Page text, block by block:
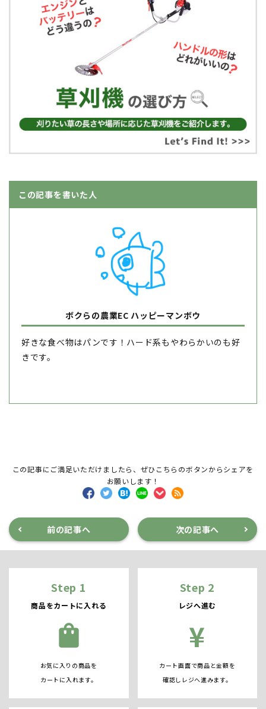
この記事を書いた人
ボクらの農業EC ハッピーマンボウ
好きな食べ物はパンです！ハード系もやわらかいのも好
きです。
この記事にご満足いただけましたら、ぜひこちらのボタンからシェアを
お願いします！
前の記事へ 次の記事へ
Step 1
商品をカートに入れる
shopping_bag
お気に入りの商品を
カートに入れます。
Step 2
レジへ進む
¥
カート画面で商品と金額を
確認しレジへ進みます。